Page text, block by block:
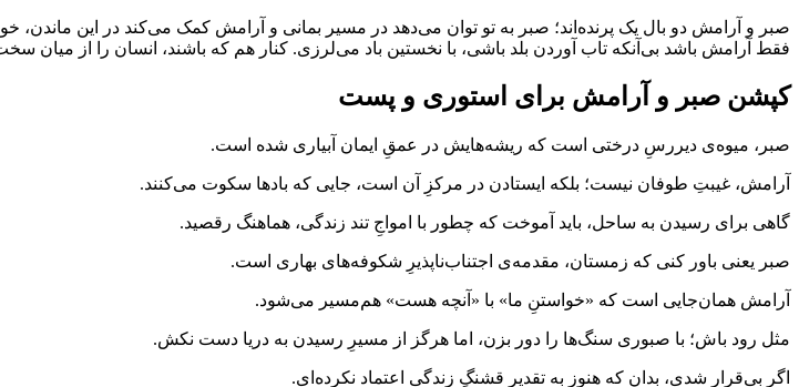
صبر و آرامش دو بال یک پرنده‌اند؛ صبر به تو توان می‌دهد در مسیر بمانی و آرامش کمک می‌کند در این ماندن،
فقط آرامش باشد بی‌آنکه تاب آوردن بلد باشی، با نخستین باد می‌لرزی. کنار هم که باشند، انسان را از میان
کپشن صبر و آرامش برای استوری و پست
صبر، میوه‌ی دیررسِ درختی است که ریشه‌هایش در عمقِ ایمان آبیاری شده است.
آرامش، غیبتِ طوفان نیست؛ بلکه ایستادن در مرکزِ آن است، جایی که بادها سکوت می‌کنند.
گاهی برای رسیدن به ساحل، باید آموخت که چطور با امواجِ تند زندگی، هماهنگ رقصید.
صبر یعنی باور کنی که زمستان، مقدمه‌ی اجتناب‌ناپذیرِ شکوفه‌های بهاری است.
آرامش همان‌جایی است که «خواستنِ ما» با «آنچه هست» هم‌مسیر می‌شود.
مثل رود باش؛ با صبوری سنگ‌ها را دور بزن، اما هرگز از مسیرِ رسیدن به دریا دست نکش.
اگر بی‌قرار شدی، بدان که هنوز به تقدیرِ قشنگِ زندگی اعتماد نکرده‌ای.